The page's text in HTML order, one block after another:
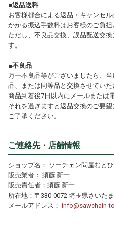
■返品送料
お客様都合による返品・キャンセ
かかる振込手数料はお客様のご負担
ただし、不良品交換、誤品配送交
す。
■不良品
万一不良品等がございましたら、
品、または同等品と交換させていた
商品到着後7日以内にメールまたは
それを過ぎますと返品交換のご要
ご了承ください。
ご連絡先・店舗情報
ショップ名： ソーチェン問屋むと
販売業者： 須藤 新一
販売責任者：須藤 新一
所在地：〒330-0072 埼玉県さいた
メールアドレス：info@sawchain-